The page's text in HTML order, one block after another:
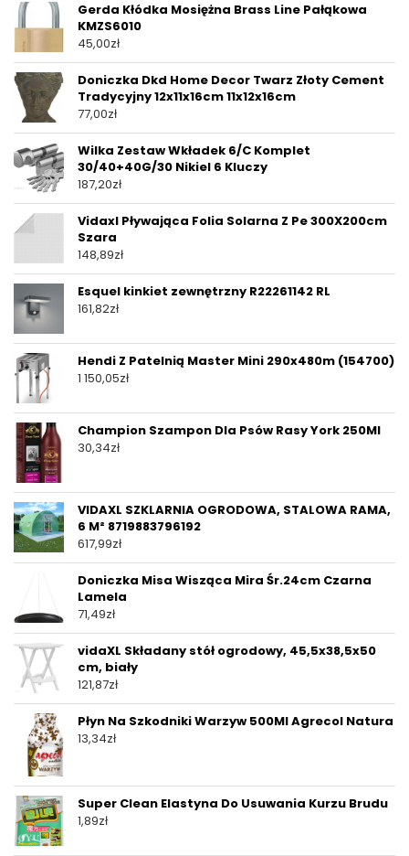
Gerda Kłódka Mosiężna Brass Line Pałąkowa
KMZS6010
45,00zł
Doniczka Dkd Home Decor Twarz Złoty Cement
Tradycyjny 12x11x16cm 11x12x16cm
77,00zł
Wilka Zestaw Wkładek 6/C Komplet
30/40+40G/30 Nikiel 6 Kluczy
187,20zł
Vidaxl Pływająca Folia Solarna Z Pe 300X200cm
Szara
148,89zł
Esquel kinkiet zewnętrzny R22261142 RL
161,82zł
Hendi Z Patelnią Master Mini 290x480m (154700)
1 150,05zł
Champion Szampon Dla Psów Rasy York 250Ml
30,34zł
VIDAXL SZKLARNIA OGRODOWA, STALOWA RAMA,
6 M² 8719883796192
617,99zł
Doniczka Misa Wisząca Mira Śr.24cm Czarna
Lamela
71,49zł
vidaXL Składany stół ogrodowy, 45,5x38,5x50
cm, biały
121,87zł
Płyn Na Szkodniki Warzyw 500Ml Agrecol Natura
13,34zł
Super Clean Elastyna Do Usuwania Kurzu Brudu
1,89zł